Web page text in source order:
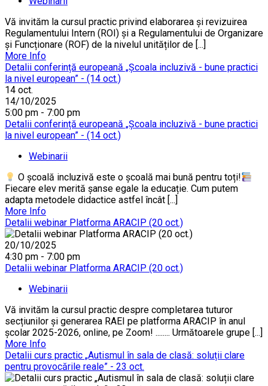
Vă invităm la cursul practic privind elaborarea și revizuirea
Regulamentului Intern (ROI) și a Regulamentului de Organizare
și Funcționare (ROF) de la nivelul unităților de [...]
More Info
Detalii conferință europeană „Școala incluzivă - bune practici
la nivel european” - (14 oct.)
14 oct.
14/10/2025
5:00 pm - 7:00 pm
Detalii conferință europeană „Școala incluzivă - bune practici
la nivel european” - (14 oct.)
Webinarii
O școală incluzivă este o școală mai bună pentru toți!
Fiecare elev merită șanse egale la educație. Cum putem
adapta metodele didactice astfel încât [...]
More Info
Detalii webinar Platforma ARACIP (20 oct.)
20/10/2025
4:30 pm - 7:00 pm
Detalii webinar Platforma ARACIP (20 oct.)
Webinarii
Vă invităm la cursul practic despre completarea tuturor
secțiunilor și generarea RAEI pe platforma ARACIP în anul
școlar 2025-2026, online, pe Zoom! ........ Următoarele grupe [...]
More Info
Detalii curs practic „Autismul în sala de clasă: soluții clare
pentru provocările reale” - 23 oct.